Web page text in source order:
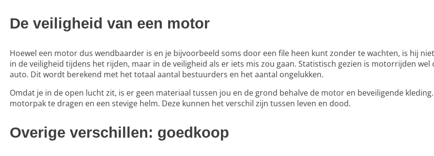
De veiligheid van een motor
Hoewel een motor dus wendbaarder is en je bijvoorbeeld soms door een file heen kunt zonder te wachten, is hij
in de veiligheid tijdens het rijden, maar in de veiligheid als er iets mis zou gaan. Statistisch gezien is motorrijden wel
auto. Dit wordt berekend met het totaal aantal bestuurders en het aantal ongelukken.
Omdat je in de open lucht zit, is er geen materiaal tussen jou en de grond behalve de motor en beveiligende
motorpak te dragen en een stevige helm. Deze kunnen het verschil zijn tussen leven en dood.
Overige verschillen: goedkoop